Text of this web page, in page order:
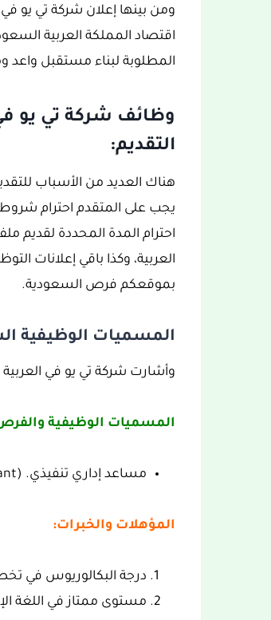
اقتصاد المملكة العربية
المطلوبة لبناء مستقبل واعد
وظائف شركة تي يو
التقديم:
هناك العديد من الأسباب
يجب على المتقدم احترام شروط
احترام المدة المحددة لقديم
العربية، وكذا باقي إعلانات
بموقعكم فرص السعودية.
المسميات الوظيفية
وأشارت شركة تي يو في
المسميات الوظيفية
مساعد إداري تنفيذي. (Executive Assistant)
المؤهلات والخبرات:
درجة البكالوريوس في
مستوى ممتاز في اللغة